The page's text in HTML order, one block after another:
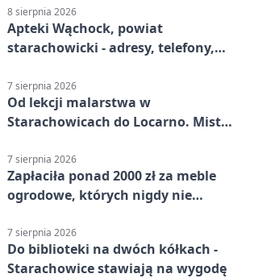
8 sierpnia 2026
Apteki Wąchock, powiat
starachowicki - adresy, telefony,
7 sierpnia 2026
Od lekcji malarstwa w
Starachowicach do Locarno. Mistrz
7 sierpnia 2026
Zapłaciła ponad 2000 zł za meble
ogrodowe, których nigdy nie
7 sierpnia 2026
Do biblioteki na dwóch kółkach -
Starachowice stawiają na wygodę